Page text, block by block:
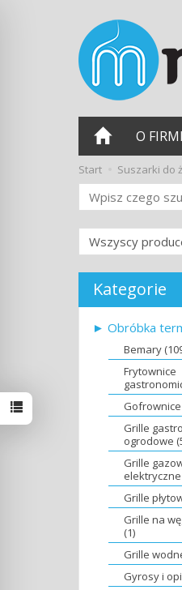
O
Start Suszarki do
Wyszukaj
Kategorie
► Obróbka
Bemary
Frytownice
Gofrownice
Grille
ogrodowe
Grille
elektryczne
Grille
Grille na
(1)
Grille
Gyrosy i